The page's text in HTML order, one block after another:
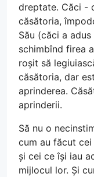
dreptate. Căci -
căsătoria,
Său (căci a
schimbînd firea
roșit să
căsătoria, dar
aprinderea.
aprinderii.
Să nu o
cum au făcut
și cei ce își iau
mijlocul lor. Și